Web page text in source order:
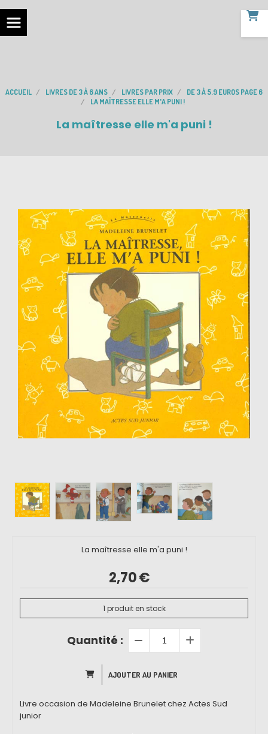
ACCUEIL LIVRES DE 3 À 6 ANS LIVRES PAR PRIX
DE 3 À 5.9 EUROS PAGE 6
LA MAÎTRESSE ELLE M'A PUNI !
La maîtresse elle m'a puni !
La maîtresse elle m'a puni !
2,70€
1 produit en stock
Quantité :
AJOUTER AU PANIER
Livre occasion de Madeleine Brunelet chez Actes Sud
junior